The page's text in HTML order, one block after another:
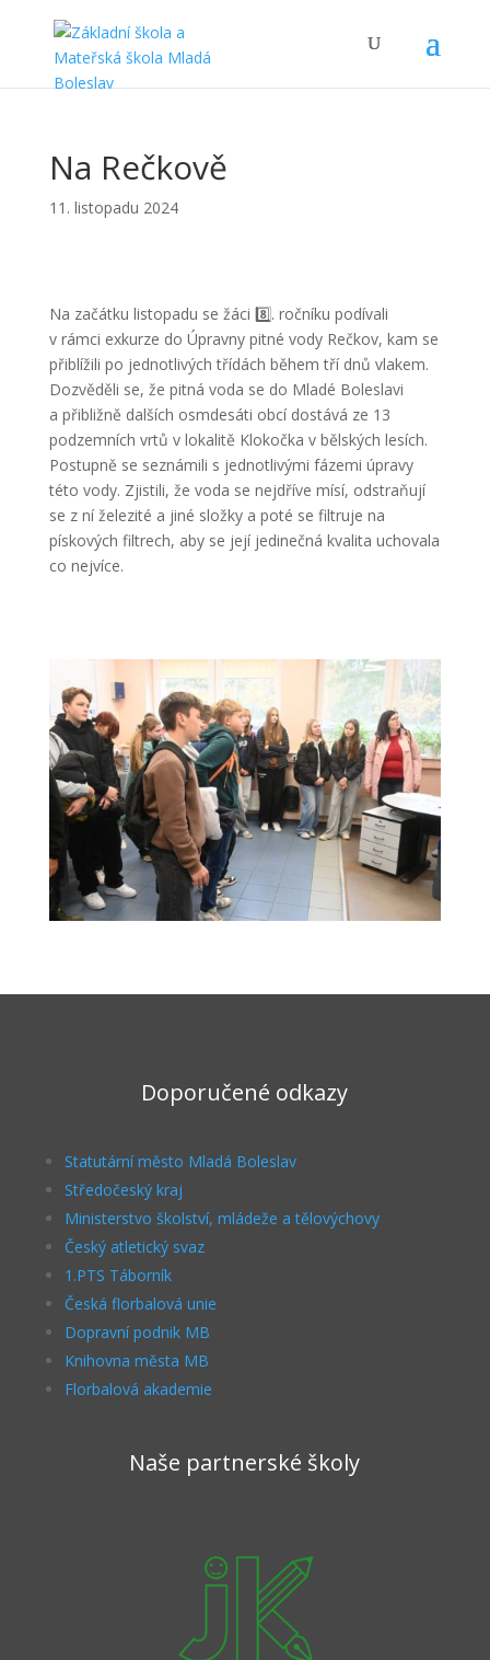
Na Rečkově
11. listopadu 2024
Na začátku listopadu se žáci 8️⃣. ročníku podívali
v rámci exkurze do Úpravny pitné vody Rečkov, kam se
přiblížili po jednotlivých třídách během tří dnů vlakem.
Dozvěděli se, že pitná voda se do Mladé Boleslavi
a přibližně dalších osmdesáti obcí dostává ze 13
podzemních vrtů v lokalitě Klokočka v bělských lesích.
Postupně se seznámili s jednotlivými fázemi úpravy
této vody. Zjistili, že voda se nejdříve mísí, odstraňují
se z ní železité a jiné složky a poté se filtruje na
pískových filtrech, aby se její jedinečná kvalita uchovala
co nejvíce.
Doporučené odkazy
Statutární město Mladá Boleslav
Středočeský kraj
Ministerstvo školství, mládeže a tělovýchovy
Český atletický svaz
1.PTS Táborník
Česká florbalová unie
Dopravní podnik MB
Knihovna města MB
Florbalová akademie
Naše partnerské školy